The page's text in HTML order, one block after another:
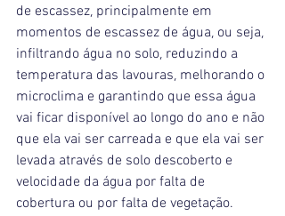
de escassez, principalmente em
momentos de escassez de água, ou seja,
infiltrando água no solo, reduzindo a
temperatura das lavouras, melhorando o
microclima e garantindo que essa água
vai ficar disponível ao longo do ano e não
que ela vai ser carreada e que ela vai ser
levada através de solo descoberto e
velocidade da água por falta de
cobertura ou por falta de vegetação.